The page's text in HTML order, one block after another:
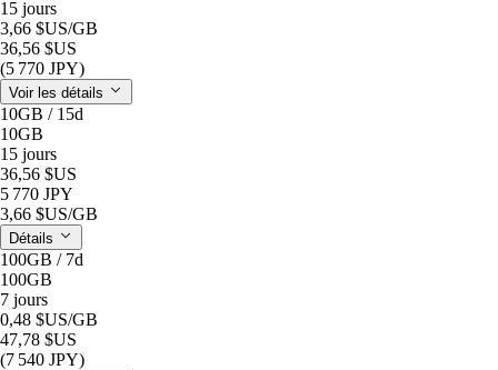
15 jours
3,66 $US/GB
36,56 $US
(5 770 JPY)
Voir les détails
10GB / 15d
10GB
15 jours
36,56 $US
5 770 JPY
3,66 $US/GB
Détails
100GB / 7d
100GB
7 jours
0,48 $US/GB
47,78 $US
(7 540 JPY)